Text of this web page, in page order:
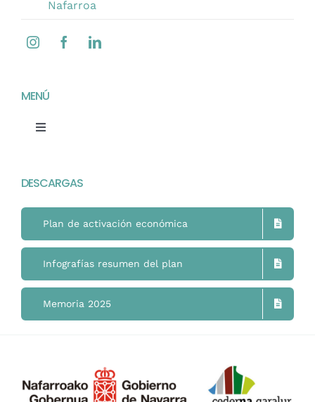
Nafarroa
MENÚ
Toggle
Mimukai
El Centro
La Comunidad
Actualidad
DESCARGAS
Plan de activación económica
Infografías resumen del plan
Memoria 2025